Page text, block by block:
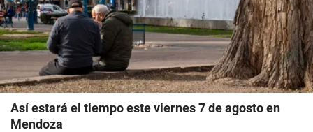
Así estará el tiempo este viernes 7 de agosto en
Mendoza